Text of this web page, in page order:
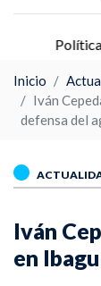
Política
Inicio
Iván
defensa del
Iván
en